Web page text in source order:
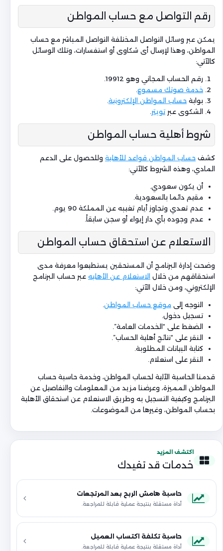
رقم التواصل مع حساب المواطن
يمكن عبر وسائل التواصل المختلفة التواصل المباشر مع حساب
المواطن، وهذا لإرسال أى شكاوى أو استفسارات، وتلك الوسائل
كالآتي:
رقم الحساب المجاني وهو 19912.
خدمة صوتك مسموع.
بوابة حساب المواطن الإلكترونية.
الشكوى عبر تويتر.
شروط أهلية حساب المواطن
كشف حساب المواطن قواعد للأهلية وللحصول على الدعم
المادي، وهذه الشروط كالآتي:
أن يكون سعودي.
مقيم دائما بالسعودية.
عدم تعدي وتجاوز أيام تغيبه عن المملكة 90 يوم.
عدم وجوده بأي دار إيواء أو سجن سابقاً.
الاستعلام عن استحقاق حساب المواطن
وضحت إدارة البرنامج أن المستحقين يستطيعوا معرفة مدى
استحقاقهم من خلال الاستعلام عن الأهليه عبر حساب البرنامج
الإلكتروني، ومن خلال الآتي:
التوجه إلى موقع حساب المواطن.
تسجيل دخول.
الضغط على “الخدمات العامة”.
النقر على “نتائج أهلية الحساب”.
كتابة البيانات المطلوبة.
النقر على استعلام.
قدمنا الحاسبة الآلية لحساب المواطن، وخدمة حاسبة حساب
المواطن المميزة، وعرضنا مزيد من المعلومات والتفاصيل عن
البرنامج وكيفية التسجيل به وطريق الاستعلام عن استحقاق الأهلية
بحساب المواطن، وغيرها من الموضوعات.
اكتشف المزيد
خدمات قد تفيدك
حاسبة هامش الربح بعد المرتجعات
أداة مستقلة بنتيجة عملية قابلة للمراجعة.
حاسبة تكلفة اكتساب العميل
أداة مستقلة بنتيجة عملية قابلة للمراجعة.